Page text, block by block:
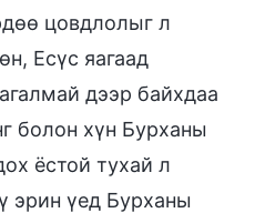
цовдлолыг л
Есүс яагаад
дээр байхдаа
болон хүн Бурханы
ёстой тухай л
эрин үед Бурханы